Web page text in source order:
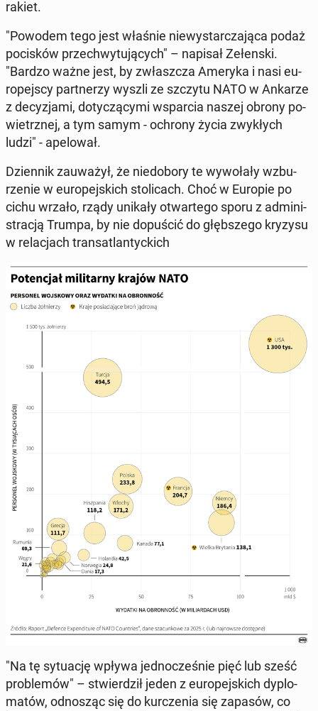
rakiet.
"Powodem tego jest właśnie nie­wy­star­cza­ją­ca podaż
po­ci­sków prze­chwy­tu­ją­cych" – napisał Ze­łen­ski.
"Bardzo ważne jest, by zwłasz­cza Ameryka i nasi eu­
ro­pej­scy part­ne­rzy wyszli ze szczytu NATO w Ankarze
z de­cy­zja­mi, do­ty­czą­cy­mi wspar­cia naszej obrony po­
wietrz­nej, a tym samym - ochrony życia zwy­kłych
ludzi" - ape­lo­wał.
Dzien­nik za­uwa­żył, że nie­do­bo­ry te wy­wo­ła­ły wzbu­
rze­nie w eu­ro­pej­skich sto­li­cach. Choć w Europie po
cichu wrzało, rządy unikały otwar­te­go sporu z ad­mi­ni­
stra­cją Trumpa, by nie do­pu­ścić do głęb­sze­go kryzysu
w re­la­cjach trans­atlan­tyc­kich
"Na tę sy­tu­ację wpływa jed­no­cze­śnie pięć lub sześć
pro­ble­mów" – stwier­dził jeden z eu­ro­pej­skich dy­plo­
ma­tów, od­no­sząc się do kur­cze­nia się zapasów, co